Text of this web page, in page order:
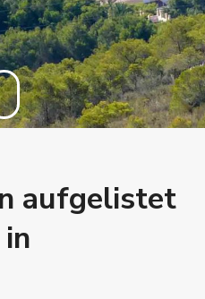
aufgelistet